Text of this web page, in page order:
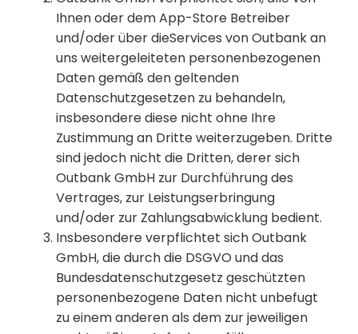
Ihnen oder dem App-Store Betreiber
und/oder über dieServices von Outbank an
uns weitergeleiteten personenbezogenen
Daten gemäß den geltenden
Datenschutzgesetzen zu behandeln,
insbesondere diese nicht ohne Ihre
Zustimmung an Dritte weiterzugeben. Dritte
sind jedoch nicht die Dritten, derer sich
Outbank GmbH zur Durchführung des
Vertrages, zur Leistungserbringung
und/oder zur Zahlungsabwicklung bedient.
Insbesondere verpflichtet sich Outbank
GmbH, die durch die DSGVO und das
Bundesdatenschutzgesetz geschützten
personenbezogene Daten nicht unbefugt
zu einem anderen als dem zur jeweiligen